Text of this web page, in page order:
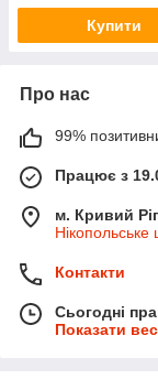
Купити
Про нас
99%
Працює з
м. Кривий Ріг
Нікопольське
Контакти
Сьогодні
Показати